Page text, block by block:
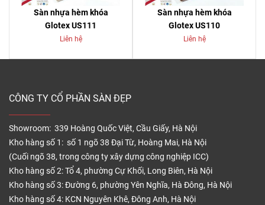
Sàn nhựa hèm khóa
Glotex US111
Liên hệ
Sàn nhựa hèm khóa
Glotex US110
Liên hệ
CÔNG TY CỔ PHẦN SÀN ĐẸP
Showroom: 339 Hoàng Quốc Việt, Cầu Giấy, Hà Nội
Kho hàng số 1: số 1 ngõ 38 Đại Từ, Hoàng Mai, Hà Nội
(Cuối ngõ 38, trong công ty xây dựng công nghiệp ICC)
Kho hàng số 2: Tổ 4, phường Cự Khối, Long Biên, Hà Nội
Kho hàng số 3: Đường 6, phường Yên Nghĩa, Hà Đông, Hà Nội
Kho hàng số 4: KCN Nguyên Khê, Đông Anh, Hà Nội